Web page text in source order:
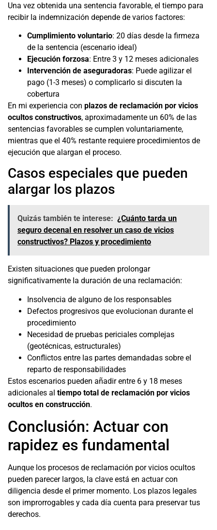
Una vez obtenida una sentencia favorable, el tiempo para
recibir la indemnización depende de varios factores:
Cumplimiento voluntario: 20 días desde la firmeza
de la sentencia (escenario ideal)
Ejecución forzosa: Entre 3 y 12 meses adicionales
Intervención de aseguradoras: Puede agilizar el
pago (1-3 meses) o complicarlo si discuten la
cobertura
En mi experiencia con plazos de reclamación por vicios
ocultos constructivos, aproximadamente un 60% de las
sentencias favorables se cumplen voluntariamente,
mientras que el 40% restante requiere procedimientos de
ejecución que alargan el proceso.
Casos especiales que pueden
alargar los plazos
Quizás también te interese: ¿Cuánto tarda un
seguro decenal en resolver un caso de vicios
constructivos? Plazos y procedimiento
Existen situaciones que pueden prolongar
significativamente la duración de una reclamación:
Insolvencia de alguno de los responsables
Defectos progresivos que evolucionan durante el
procedimiento
Necesidad de pruebas periciales complejas
(geotécnicas, estructurales)
Conflictos entre las partes demandadas sobre el
reparto de responsabilidades
Estos escenarios pueden añadir entre 6 y 18 meses
adicionales al tiempo total de reclamación por vicios
ocultos en construcción.
Conclusión: Actuar con
rapidez es fundamental
Aunque los procesos de reclamación por vicios ocultos
pueden parecer largos, la clave está en actuar con
diligencia desde el primer momento. Los plazos legales
son improrrogables y cada día cuenta para preservar tus
derechos.